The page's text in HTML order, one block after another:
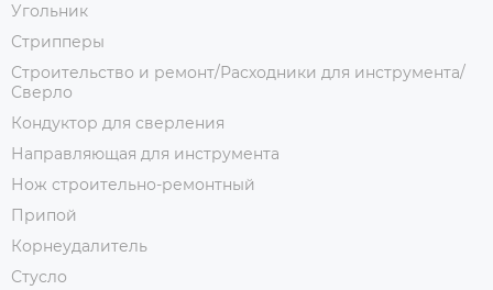
Угольник
Стрипперы
Строительство и ремонт/Расходники для инструмента/
Сверло
Кондуктор для сверления
Направляющая для инструмента
Нож строительно-ремонтный
Припой
Корнеудалитель
Стусло